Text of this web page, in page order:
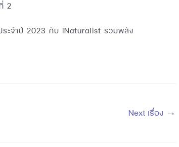
2
ระจำปี 2023 กับ iNaturalist รวมพลัง
Next เรื่อง →